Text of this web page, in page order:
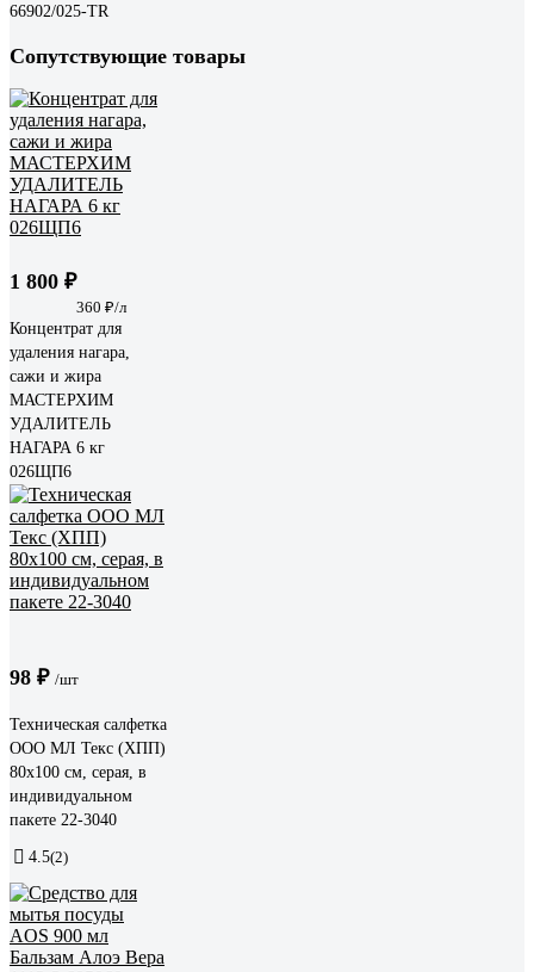
66902/025-TR
Сопутствующие товары
1 800 ₽
360 ₽/л
Концентрат для
удаления нагара,
сажи и жира
МАСТЕРХИМ
УДАЛИТЕЛЬ
НАГАРА 6 кг
026ЩП6
98 ₽ /шт
Техническая салфетка
ООО МЛ Текс (ХПП)
80x100 см, серая, в
индивидуальном
пакете 22-3040
4.5(2)